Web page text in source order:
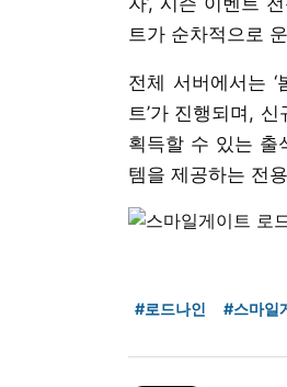
트가 순차적으로
전체 서버에서는 ‘
트’가 진행되며,
획득할 수 있는 출
템을 제공하는 전
#로드나인 #스마일